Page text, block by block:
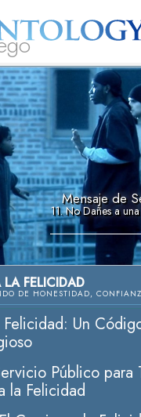
¿Qué es
Scientology?
Ministros
Voluntarios
Mensaje de
11. No Dañes a
FELICIDAD
DE HONESTIDAD,
Un
Público para
la Felicidad